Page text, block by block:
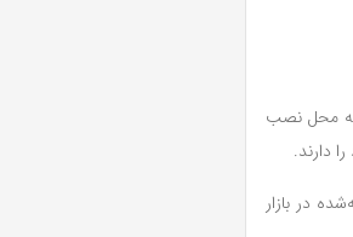
محل نصب
دارند.
در بازار